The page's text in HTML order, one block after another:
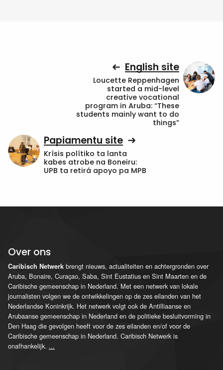
English site
Loucette Reppenhagen
started a mid-level
creative vocational
program in Aruba: “These
students mainly want to do
things”
Papiamentu site
Krísis polítiko ta lanta
kabes atrobe na Boneiru:
UPB ta retirá apoyo pa MPB
Over ons
Caribisch Netwerk brengt nieuws, actualiteiten en achtergronden over
Aruba, Bonaire, Curaçao, Saba, Sint Eustatius en Sint Maarten en de
Caribische gemeenschap in Nederland. Met een netwerk van lokale
journalisten volgen we de ontwikkelingen op de zes eilanden van het
Nederlandse Koninkrijk. Het netwerk volgt ook de Antilliaanse en
Arubaanse gemeenschap in Nederland en de politieke besluitvorming in
Den Haag die gevolgen heeft voor de zes eilanden en/of voor de
Caribische gemeenschap in Nederland. Caribisch Netwerk is
onafhankelijk. ...